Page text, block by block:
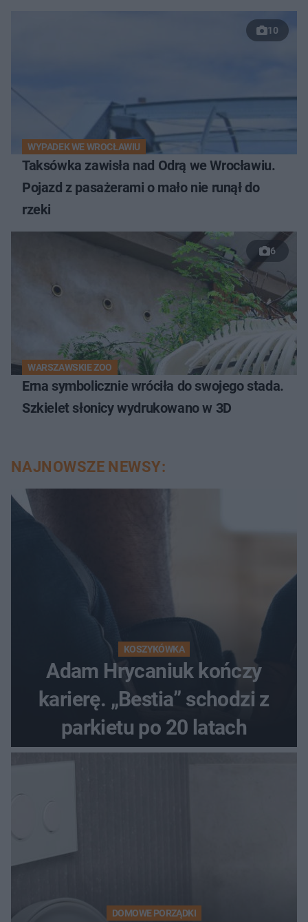
10
WYPADEK WE WROCŁAWIU
Taksówka zawisła nad Odrą we Wrocławiu.
Pojazd z pasażerami o mało nie runął do
rzeki
6
WARSZAWSKIE ZOO
Erna symbolicznie wróciła do swojego stada.
Szkielet słonicy wydrukowano w 3D
NAJNOWSZE NEWSY:
KOSZYKÓWKA
Adam Hrycaniuk kończy
karierę. „Bestia” schodzi z
parkietu po 20 latach
DOMOWE PORZĄDKI